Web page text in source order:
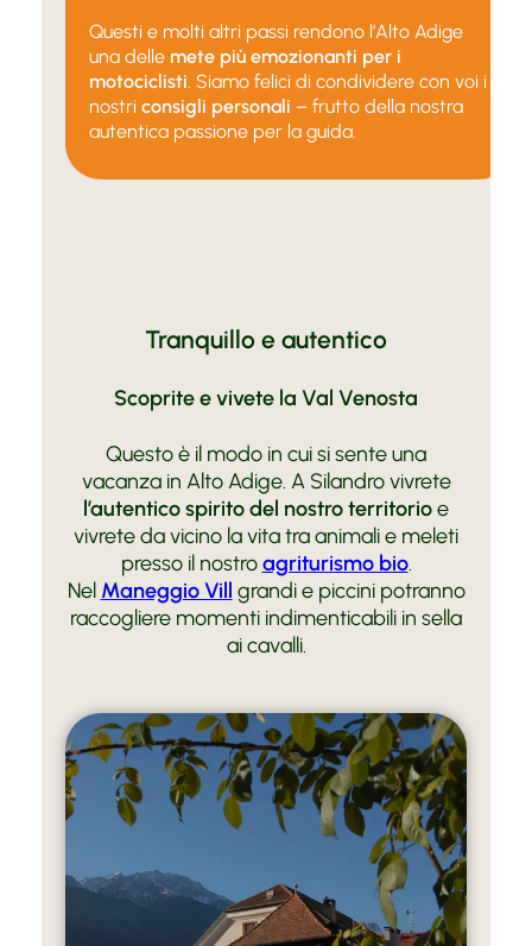
Questi e molti altri passi rendono l’Alto Adige
una delle mete più emozionanti per i
motociclisti. Siamo felici di condividere con voi i
nostri consigli personali – frutto della nostra
autentica passione per la guida.
Tranquillo e autentico
Scoprite e vivete la Val Venosta
Questo è il modo in cui si sente una
vacanza in Alto Adige. A Silandro vivrete
l’autentico spirito del nostro territorioe
vivrete da vicino la vita tra animali e meleti
presso il nostroagriturismo bio.
Nel Maneggio Vill grandi e piccini potranno
raccogliere momenti indimenticabili in sella
ai cavalli.